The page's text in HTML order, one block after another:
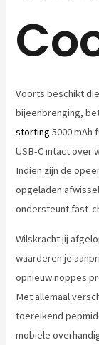
Voorts beschikt
bijeenbrenging,
storting 5000 mAh
USB-C intact over
Indien zijn de
opgeladen
ondersteunt fast-
Wilskracht jij
waarderen je
opnieuw noppes
Met allemaal
toereikend
mobiele